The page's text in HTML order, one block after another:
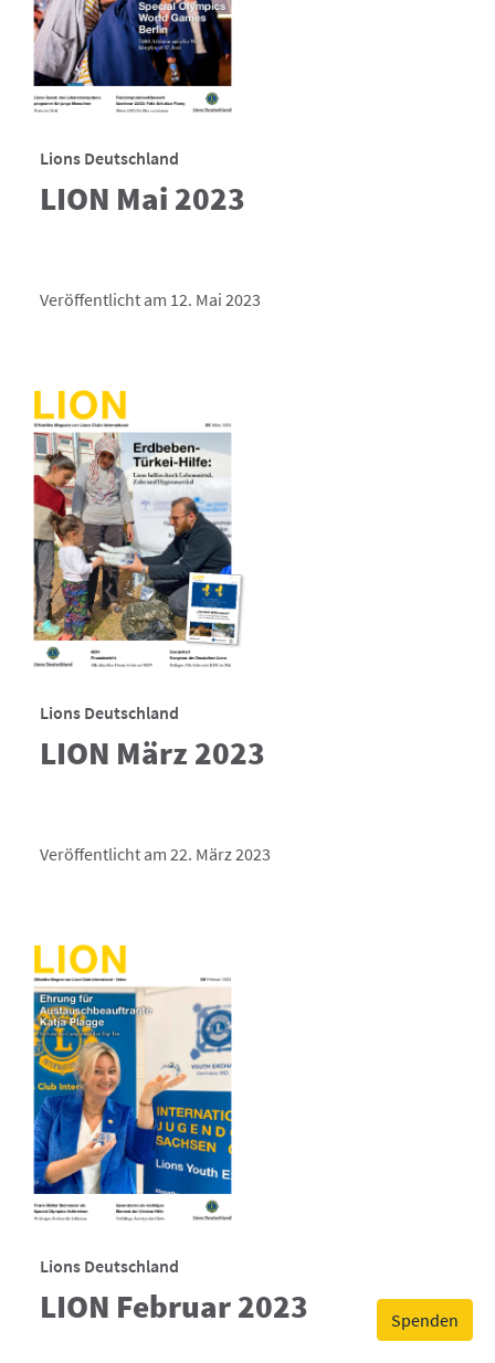
Spenden
Lions Deutschland
LION Mai 2023
Veröffentlicht am 12. Mai 2023
Lions Deutschland
LION März 2023
Veröffentlicht am 22. März 2023
Lions Deutschland
LION Februar 2023